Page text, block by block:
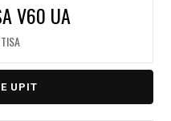
V60 UA
UPIT